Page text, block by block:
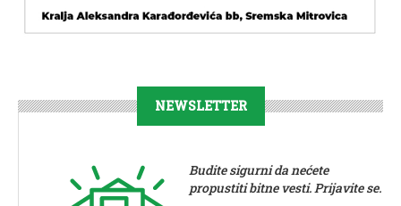
NEWSLETTER
Budite sigurni da nećete
propustiti bitne vesti. Prijavite se.